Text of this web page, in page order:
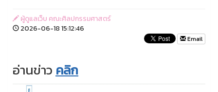
ผู้ดูแลเว็บ คณะศิลปกรรมศาสตร์
2026-06-18 15:12:46
Email
อ่านข่าว คลิก